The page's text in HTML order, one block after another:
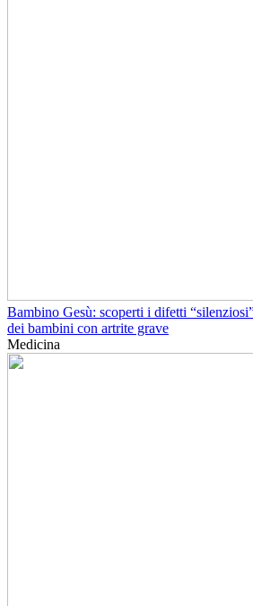
Bambino Gesù: scoperti i difetti
dei bambini con artrite grave
Medicina